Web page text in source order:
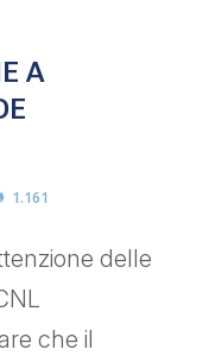
A
1.161
delle
che il